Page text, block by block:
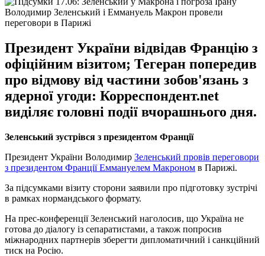
Володимир Зеленський і Еммануель Макрон провели
переговори в Парижі
Президент України відвідав Францію з
офіційним візитом; Тегеран попередив
про відмову від частини зобов'язань з
ядерної угоди: Корреспондент.net
виділяє головні події вчорашнього дня.
Зеленський зустрівся з президентом Франції
Президент України Володимир Зеленський провів переговори
з президентом Франції Еммануелем Макроном в Парижі.
За підсумками візиту сторони заявили про підготовку зустрічі
в рамках нормандського формату.
На прес-конференції Зеленський наголосив, що Україна не
готова до діалогу із сепаратистами, а також попросив
міжнародних партнерів зберегти дипломатичний і санкційний
тиск на Росію.